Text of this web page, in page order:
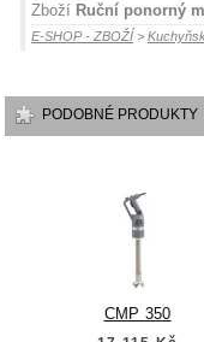
Zboží Ruční ponorný
E-SHOP - ZBOŽÍ >
PODOBNÉ PRODUKTY
CMP 350